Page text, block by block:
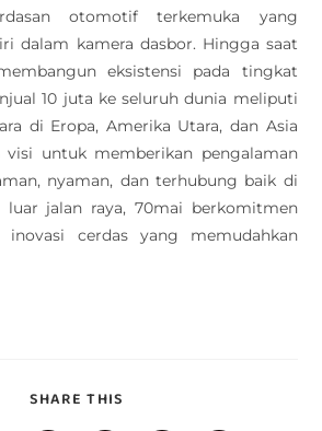
otomotif terkemuka yang
dalam kamera dasbor. Hingga saat
eksistensi pada tingkat
10 juta ke seluruh dunia meliputi
di Eropa, Amerika Utara, dan Asia
visi untuk memberikan pengalaman
nyaman, dan terhubung baik di
jalan raya, 70mai berkomitmen
cerdas yang memudahkan
SHARE THIS